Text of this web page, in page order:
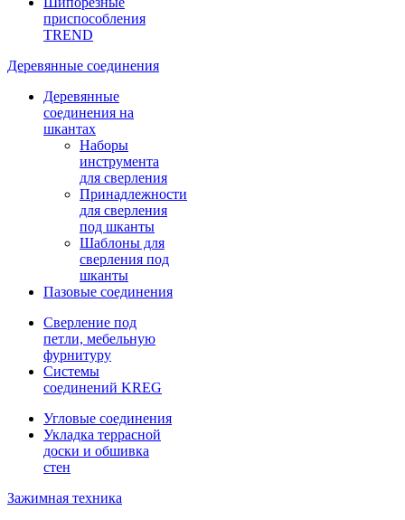
приспособления
TREND
Деревянные соединения
Деревянные
соединения на
шкантах
Наборы
инструмента
для сверления
Принадлежности
для сверления
под шканты
Шаблоны для
сверления под
шканты
Пазовые соединения
Сверление под
петли, мебельную
фурнитуру
Системы
соединений KREG
Угловые соединения
Укладка террасной
доски и обшивка
стен
Зажимная техника